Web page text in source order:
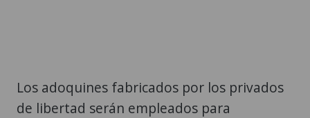
Los adoquines fabricados por los privados
de libertad serán empleados para